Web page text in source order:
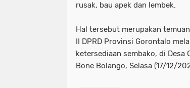
rusak, bau apek dan lembek.
Hal tersebut merupakan
II DPRD Provinsi Gorontalo
ketersediaan sembako, di Desa
Bone Bolango, Selasa (17/12/